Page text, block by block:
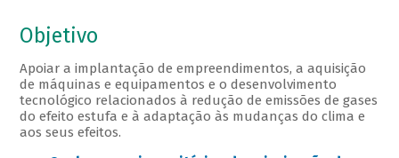
Objetivo
Apoiar a implantação de empreendimentos, a aquisição
de máquinas e equipamentos e o desenvolvimento
tecnológico relacionados à redução de emissões de gases
do efeito estufa e à adaptação às mudanças do clima e
aos seus efeitos.